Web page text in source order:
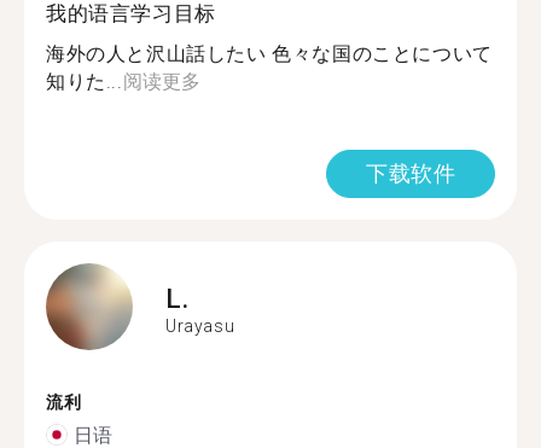
我的语言学习目标
海外の人と沢山話したい 色々な国のことについて
知りた...阅读更多
下载软件
L.
Urayasu
流利
日语